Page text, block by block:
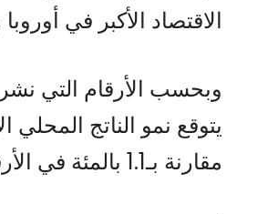
الاقتصاد الأكبر في
وبحسب الأرقام التي
مقارنة بـ1.1 بالمئة في الأرقام السابقة الصادرة في حزيران.